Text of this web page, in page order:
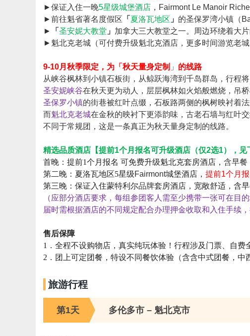
►保证入住一晚5星级城堡酒店 ，Fairmont Le Manoir
►前往魁省著名度假区 「 夏洛瓦地区 」 的圣保罗湾小镇（
►
「 圣安妮大教堂 」 加拿大三大教堂之一。周边环绕着大
►魁北克老城（可付费升级魁北克酒店，更多时间游览老
9-10月秋季限定，为「秋天量身定制 」 的线路
从峡谷枫林到小镇石板街，从鲸跃海湾到千岛群岛，行程
圣安妮峡谷在秋天更为动人，层层枫林如火焰般燃烧，吊
圣保罗小镇的街巷被红叶点缀，石板路两侧的枫树映衬着
而魁北克老城在金秋的映衬下更添韵味，古老石墙与红叶
不同于常规团，这是一条真正为秋天量身定制的线路。
精选品质酒店【提前1个月报名可升级酒店（仅2选1），见
首晚：提前1个月报名 可免费升级魁北克套房酒店， 含早餐
第二晚：夏洛瓦地区5星级Fairmont城堡酒店， 提前1个月
第三晚：保证入住蒙特利尔品牌套房酒店，宽敞舒适，含早
（应部分酒店要求，每组参团客人需至少携带一张可在目
届时需根据酒店的不同规定配合办理押金收取和入住手续
售后保障
1．全程不设购物店，真实纯玩体验！行程涉及门票、自费
2．团上可定团餐，特设不同餐饮体验（含含中式团餐，
旅游行程
第1天 多伦多市 – 魁北克市